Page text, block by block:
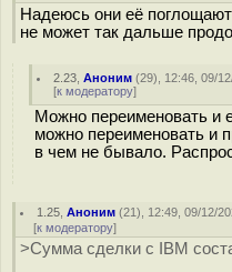
Надеюсь они её
не может так дальше
2.23 ,Аноним (29), 12:46, 09/
[к модератору]
Можно переименовать и
можно переименовать и
в чем не бывало.
1.25 ,Аноним (21), 12:49, 09/12/
[к модератору]
>Сумма сделки с IBM